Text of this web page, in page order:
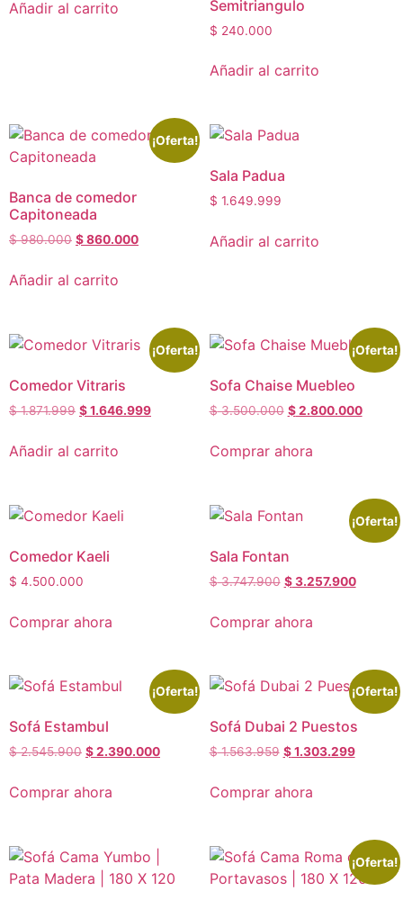
Añadir al carrito Semitriangulo
$ 240.000
Añadir al carrito
¡Oferta!
Banca de comedor
Capitoneada
$980.000 $860.000
Añadir al carrito
Sala Padua
$ 1.649.999
Añadir al carrito
¡Oferta!
Comedor Vitraris
$1.871.999 $1.646.999
Añadir al carrito
¡Oferta!
Sofa Chaise Muebleo
$3.500.000 $2.800.000
Comprar ahora
Comedor Kaeli
$ 4.500.000
Comprar ahora
¡Oferta!
Sala Fontan
$3.747.900 $3.257.900
Comprar ahora
¡Oferta!
Sofá Estambul
$2.545.900 $2.390.000
Comprar ahora
¡Oferta!
Sofá Dubai 2 Puestos
$1.563.959 $1.303.299
Comprar ahora
¡Oferta!